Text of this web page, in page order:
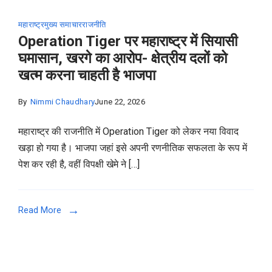
महाराष्ट्रमुख्य समाचारराजनीति
Operation Tiger पर महाराष्ट्र में सियासी
घमासान, खरगे का आरोप- क्षेत्रीय दलों को
खत्म करना चाहती है भाजपा
By Nimmi ChaudharyJune 22, 2026
महाराष्ट्र की राजनीति में Operation Tiger को लेकर नया विवाद
खड़ा हो गया है। भाजपा जहां इसे अपनी रणनीतिक सफलता के रूप में
पेश कर रही है, वहीं विपक्षी खेमे ने […]
Read More